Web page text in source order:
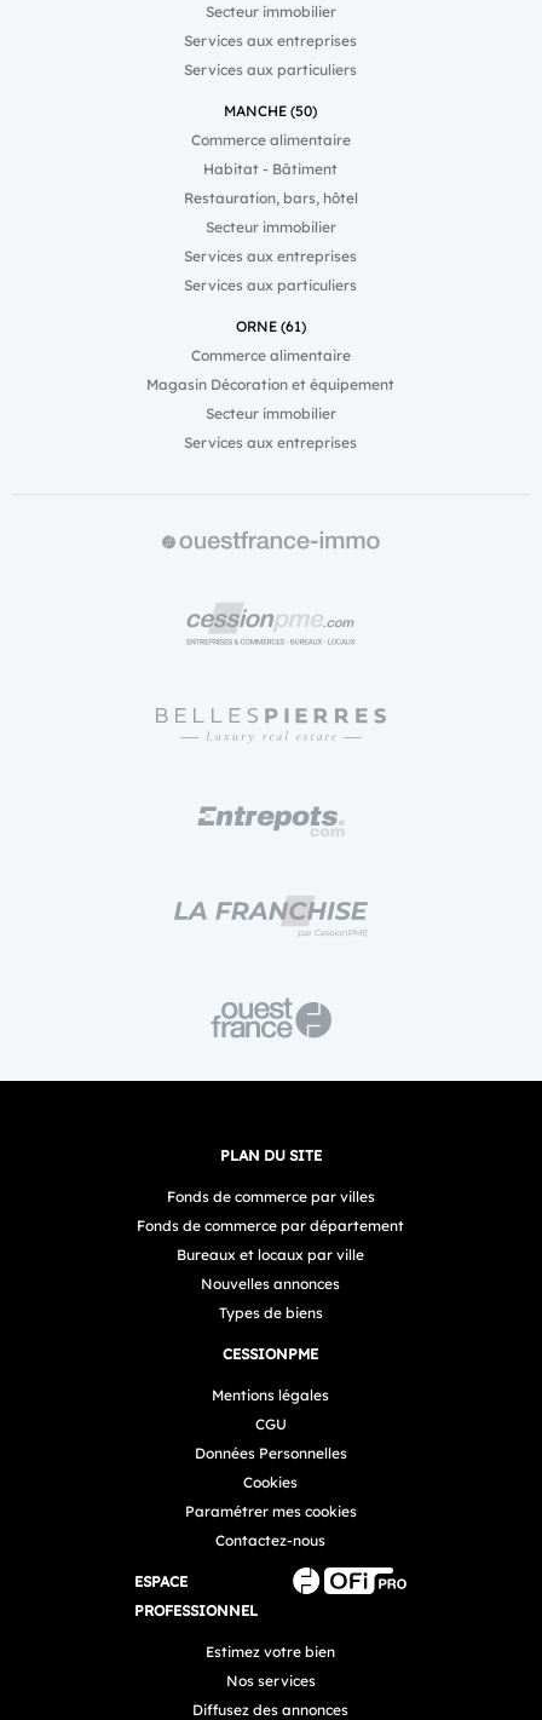
Secteur immobilier
Services aux entreprises
Services aux particuliers
MANCHE (50)
Commerce alimentaire
Habitat - Bâtiment
Restauration, bars, hôtel
Secteur immobilier
Services aux entreprises
Services aux particuliers
ORNE (61)
Commerce alimentaire
Magasin Décoration et équipement
Secteur immobilier
Services aux entreprises
PLAN DU SITE
Fonds de commerce par villes
Fonds de commerce par département
Bureaux et locaux par ville
Nouvelles annonces
Types de biens
CESSIONPME
Mentions légales
CGU
Données Personnelles
Cookies
Paramétrer mes cookies
Contactez-nous
ESPACE
PROFESSIONNEL
Estimez votre bien
Nos services
Diffusez des annonces